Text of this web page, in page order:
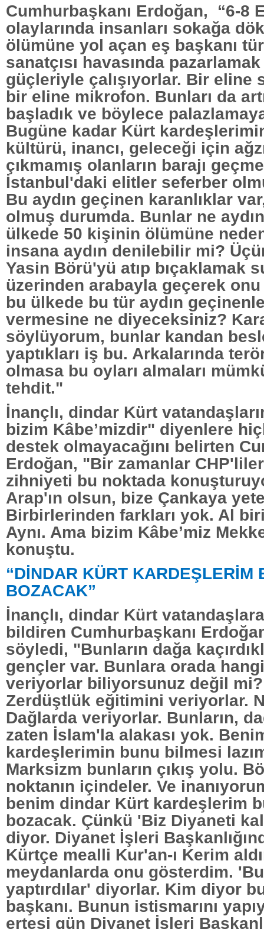
Cumhurbaşkanı Erdoğan, “6-8
olaylarında insanları sokağa
ölümüne yol açan eş başkanı
sanatçısı havasında
güçleriyle çalışıyorlar. Bir eline
bir eline mikrofon. Bunları da
başladık ve böylece
Bugüne kadar Kürt
kültürü, inancı, geleceği için
çıkmamış olanların barajı
İstanbul'daki elitler seferber
Bu aydın geçinen karanlıklar
olmuş durumda. Bunlar ne
ülkede 50 kişinin ölümüne
insana aydın denilebilir mi?
Yasin Börü'yü atıp bıçaklamak
üzerinden arabayla geçerek
bu ülkede bu tür aydın
vermesine ne diyeceksiniz?
söylüyorum, bunlar kandan
yaptıkları iş bu. Arkalarında
olmasa bu oyları almaları
tehdit."
İnançlı, dindar Kürt
bizim Kâbe’mizdir" diyenlere
destek olmayacağını belirten
Erdoğan, "Bir zamanlar
zihniyeti bu noktada
Arap'ın olsun, bize Çankaya
Birbirlerinden farkları yok. Al
Aynı. Ama bizim Kâbe’miz
konuştu.
“DİNDAR KÜRT KARDEŞLERİM
BOZACAK”
İnançlı, dindar Kürt
bildiren Cumhurbaşkanı
söyledi, "Bunların dağa
gençler var. Bunlara orada
veriyorlar biliyorsunuz değil
Zerdüştlük eğitimini veriyorlar.
Dağlarda veriyorlar. Bunların,
zaten İslam'la alakası yok.
kardeşlerimin bunu bilmesi
Marksizm bunların çıkış yolu.
noktanın içindeler. Ve
benim dindar Kürt kardeşlerim
bozacak. Çünkü 'Biz Diyaneti
diyor. Diyanet İşleri
Kürtçe mealli Kur'an-ı Kerim
meydanlarda onu gösterdim.
yaptırdılar' diyorlar. Kim diyor
başkanı. Bunun istismarını
ertesi gün Diyanet İşleri